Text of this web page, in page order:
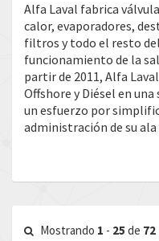
Alfa Laval fabrica
calor, evaporadores,
filtros y todo el resto
funcionamiento de la
partir de 2011, Alfa
Offshore y Diésel en
un esfuerzo por
administración de su
Mostrando 1 - 25 de 72